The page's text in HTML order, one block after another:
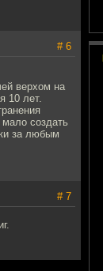
# 6
верхом на
10 лет.
создать
за любым
# 7